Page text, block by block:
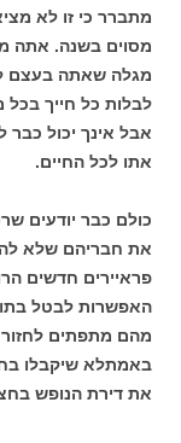
מתברר כי זו לא
מסוים בשנה. אתה
מגלה שאתה בעצם
לבלות כל חייך בכל
אבל אינך יכול
אתו לכל החיים.
כולם כבר יודעים
את חבריהם שלא
פראיירים חדשים
האפשרות לבטל
מהם מתפתים
באמתלא שיקבלו
את דירת הנופש